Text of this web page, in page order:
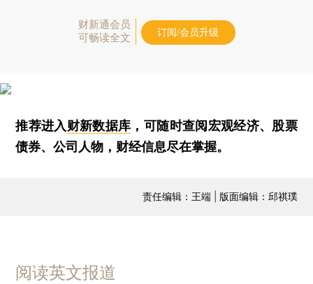
财新通会员
可畅读全文
订阅/会员升级
推荐进入财新数据库 ，可随时查阅宏观经济、股票
债券、公司人物，财经信息尽在掌握。
责任编辑：王端 | 版面编辑：邱祺璞
阅读英文报道